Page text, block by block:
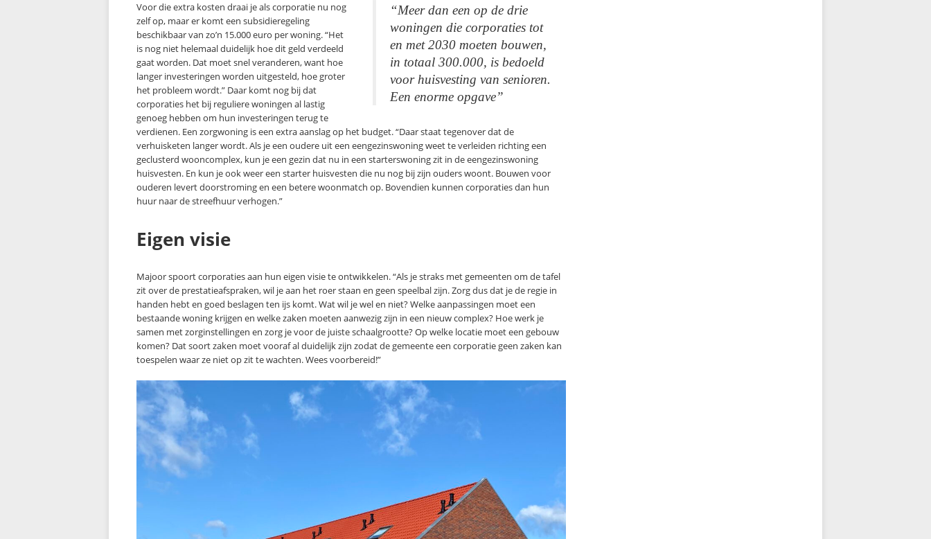
“Meer dan een op de drie
woningen die corporaties tot
en met 2030 moeten bouwen,
in totaal 300.000, is bedoeld
voor huisvesting van senioren.
Een enorme opgave”
Voor die extra kosten draai je als corporatie nu nog
zelf op, maar er komt een subsidieregeling
beschikbaar van zo’n 15.000 euro per woning. “Het
is nog niet helemaal duidelijk hoe dit geld verdeeld
gaat worden. Dat moet snel veranderen, want hoe
langer investeringen worden uitgesteld, hoe groter
het probleem wordt.” Daar komt nog bij dat
corporaties het bij reguliere woningen al lastig
genoeg hebben om hun investeringen terug te
verdienen. Een zorgwoning is een extra aanslag op het budget. “Daar staat tegenover dat de
verhuisketen langer wordt. Als je een oudere uit een eengezinswoning weet te verleiden richting een
geclusterd wooncomplex, kun je een gezin dat nu in een starterswoning zit in de eengezinswoning
huisvesten. En kun je ook weer een starter huisvesten die nu nog bij zijn ouders woont. Bouwen voor
ouderen levert doorstroming en een betere woonmatch op. Bovendien kunnen corporaties dan hun
huur naar de streefhuur verhogen.”
Eigen visie
Majoor spoort corporaties aan hun eigen visie te ontwikkelen. “Als je straks met gemeenten om de tafel
zit over de prestatieafspraken, wil je aan het roer staan en geen speelbal zijn. Zorg dus dat je de regie in
handen hebt en goed beslagen ten ijs komt. Wat wil je wel en niet? Welke aanpassingen moet een
bestaande woning krijgen en welke zaken moeten aanwezig zijn in een nieuw complex? Hoe werk je
samen met zorginstellingen en zorg je voor de juiste schaalgrootte? Op welke locatie moet een gebouw
komen? Dat soort zaken moet vooraf al duidelijk zijn zodat de gemeente een corporatie geen zaken kan
toespelen waar ze niet op zit te wachten. Wees voorbereid!”